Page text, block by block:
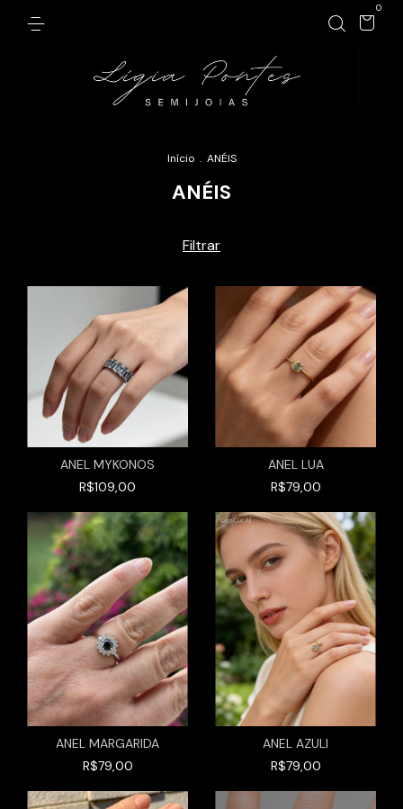
0
Início . ANÉIS
ANÉIS
Filtrar
ANEL MYKONOS
R$109,00
ANEL LUA
R$79,00
ANEL MARGARIDA
R$79,00
ANEL AZULI
R$79,00